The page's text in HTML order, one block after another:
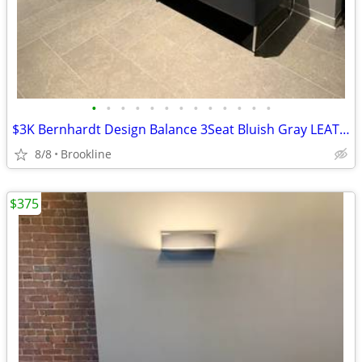
• • • • • • • • • • • • •
$3K Bernhardt Design Balance 3Seat Bluish Gray LEATHER Bench Ottoman
8/8 Brookline
$375